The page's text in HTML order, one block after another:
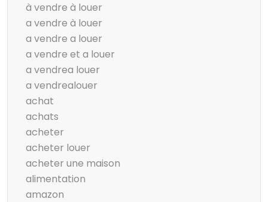
à vendre à louer
a vendre à louer
a vendre a louer
a vendre et a louer
a vendrea louer
a vendrealouer
achat
achats
acheter
acheter louer
acheter une maison
alimentation
amazon